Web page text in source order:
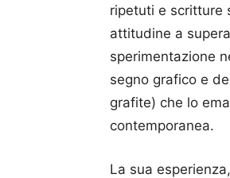
ripetuti e scritture
attitudine a
sperimentazione
segno grafico e
grafite) che lo
contemporanea.
La sua